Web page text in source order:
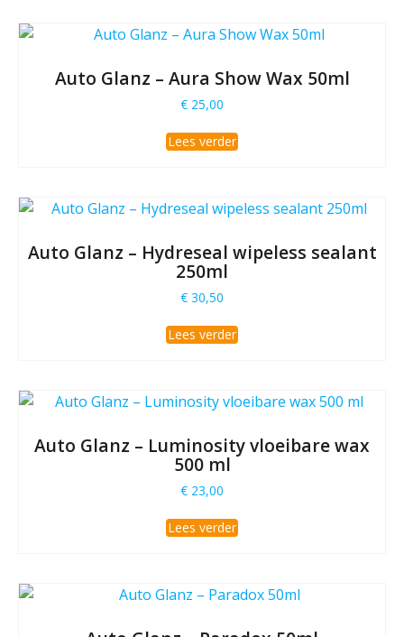
Auto Glanz – Aura Show Wax 50ml
€ 25,00
Lees verder
Auto Glanz – Hydreseal wipeless sealant
250ml
€ 30,50
Lees verder
Auto Glanz – Luminosity vloeibare wax
500 ml
€ 23,00
Lees verder